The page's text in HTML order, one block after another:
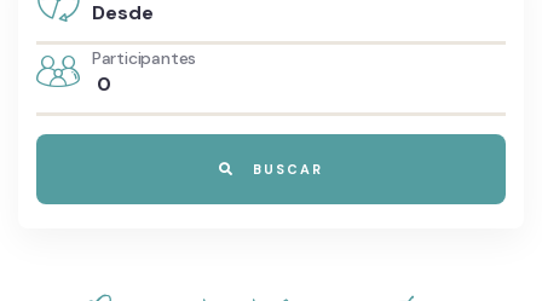
Participantes
0
BUSCAR